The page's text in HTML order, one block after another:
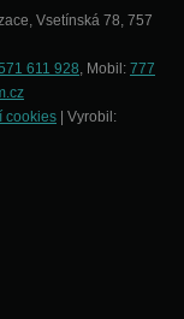
Vsetínská 78, 757
611 928 , Mobil: 777
cookies | Vyrobil: